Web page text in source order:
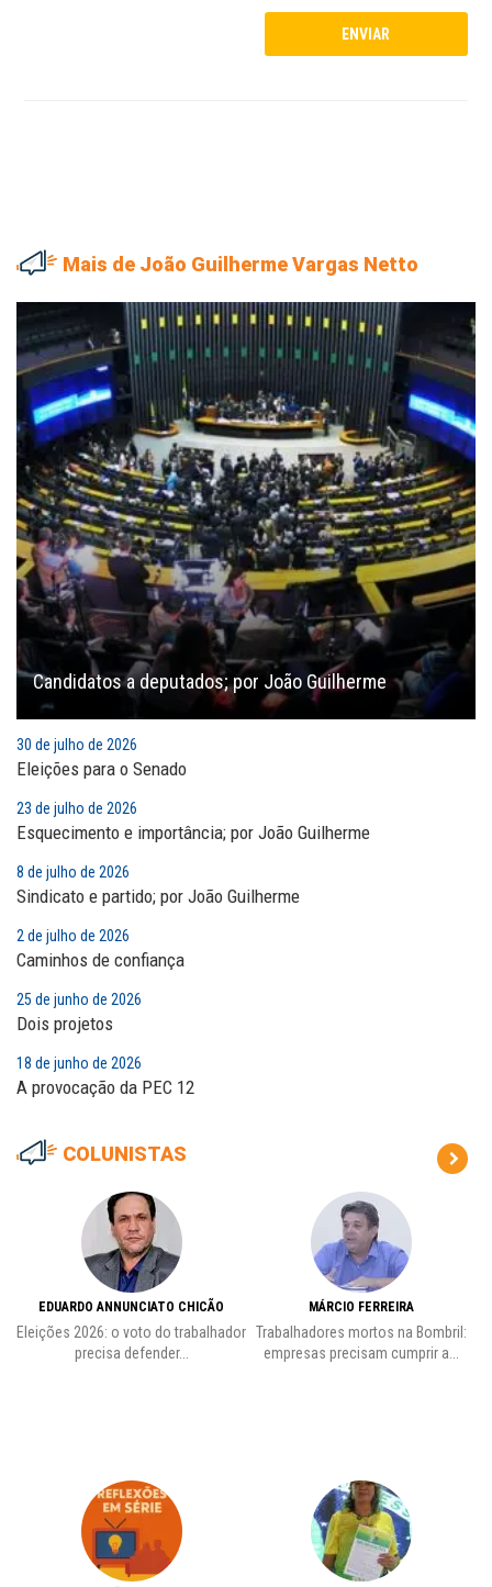
Mais de João Guilherme Vargas Netto
Candidatos a deputados; por João Guilherme
30 de julho de 2026
Eleições para o Senado
23 de julho de 2026
Esquecimento e importância; por João Guilherme
8 de julho de 2026
Sindicato e partido; por João Guilherme
2 de julho de 2026
Caminhos de confiança
25 de junho de 2026
Dois projetos
18 de junho de 2026
A provocação da PEC 12
COLUNISTAS
EDUARDO ANNUNCIATO CHICÃO
Eleições 2026: o voto do trabalhador
precisa defender...
MÁRCIO FERREIRA
Trabalhadores mortos na Bombril:
empresas precisam cumprir a...